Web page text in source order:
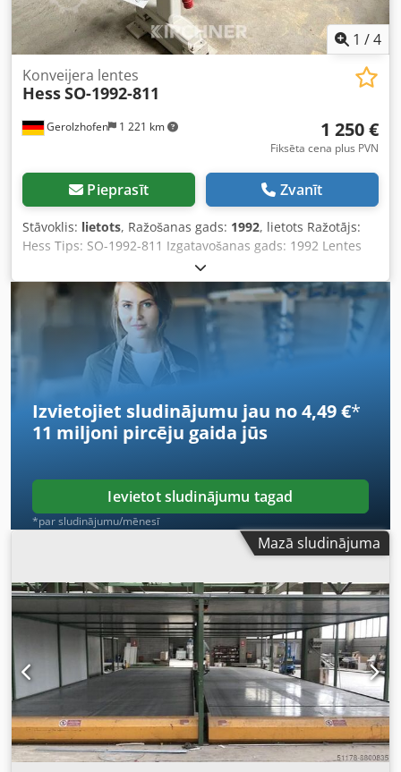
1 /4
Gerolzhofen 1 221 km
Konveijera lentes
HessSO-1992-811
1 250 €
Fiksēta cena plus PVN
Pieprasīt Zvanīt
Stāvoklis: lietots, Ražošanas gads: 1992, lietots Ražotājs:
Hess Tips: SO-1992-811 Izgatavošanas gads: 1992 Lentes
garums apmēram 3200 mm Lentes platums apmēram 250
mm Motors 0,25 kW Transportlentes ātrums ir bezpakāpju
regulējams Codpfxsvwf H So Ahisrf Nepieciešamā platība
apm. 3250 mm x 800 mm x 1600 mm Noliktavas atrašanās
vieta: 97447 Gerolzhofen, piegāde bez iepakojuma,
iekrauta brīvi Nododama esošajā stāvoklī kā apskatīts, bez
remontdarbiem bez garantijas un atbildības
Izvietojiet sludinājumu jau no 4,49 €*
11 miljoni pircēju gaida jūs
Ievietot sludinājumu tagad
*par sludinājumu/mēnesī
Mazā sludinājuma